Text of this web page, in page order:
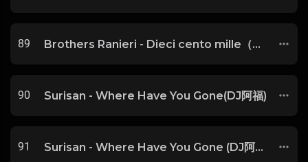
89 Brothers Ranieri - Dieci cento mille（DJ阿福）
90 Surisan - Where Have You Gone(DJ阿福)
91 Surisan - Where Have You Gone (DJ阿福 ProgHouse Rmx 2023) V2